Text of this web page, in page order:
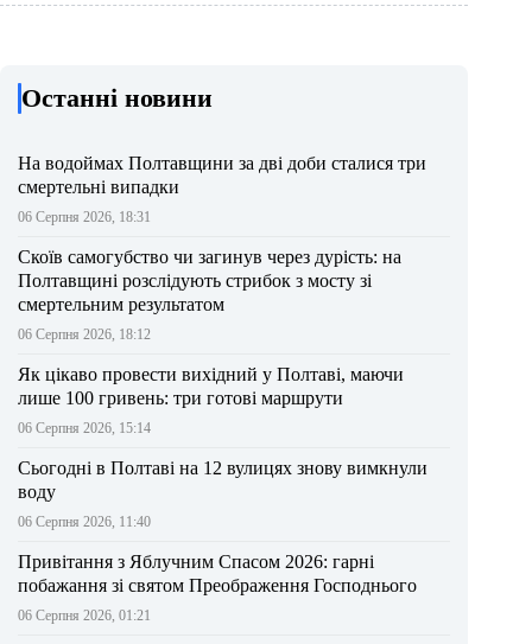
Останні новини
На водоймах Полтавщини за дві доби сталися три
смертельні випадки
06 Серпня 2026, 18:31
Скоїв самогубство чи загинув через дурість: на
Полтавщині розслідують стрибок з мосту зі
смертельним результатом
06 Серпня 2026, 18:12
Як цікаво провести вихідний у Полтаві, маючи
лише 100 гривень: три готові маршрути
06 Серпня 2026, 15:14
Сьогодні в Полтаві на 12 вулицях знову вимкнули
воду
06 Серпня 2026, 11:40
Привітання з Яблучним Спасом 2026: гарні
побажання зі святом Преображення Господнього
06 Серпня 2026, 01:21